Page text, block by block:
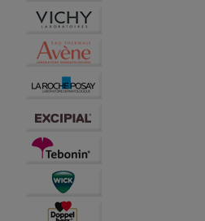
Daten hierfür teilweise an
soziale Medien